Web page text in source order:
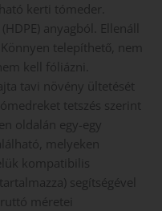
kerti tómeder.
anyagból. Ellenáll
telepíthető, nem
kell fóliázni.
tavi növény ültetését
tetszés szerint
oldalán egy-egy
melyeken
kompatibilis
segítségével
méretei